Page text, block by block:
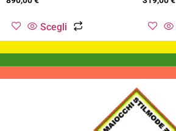
Scegli